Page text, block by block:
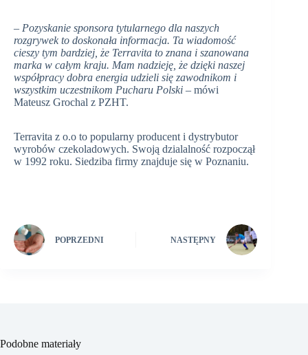
– Pozyskanie sponsora tytularnego dla naszych
rozgrywek to doskonała informacja. Ta wiadomość
cieszy tym bardziej, że Terravita to znana i szanowana
marka w całym kraju. Mam nadzieję, że dzięki naszej
współpracy dobra energia udzieli się zawodnikom i
wszystkim uczestnikom Pucharu Polski – mówi
Mateusz Grochal z PZHT.
Terravita z o.o to popularny producent i dystrybutor
wyrobów czekoladowych. Swoją dzialalność rozpoczął
w 1992 roku. Siedziba firmy znajduje się w Poznaniu.
POPRZEDNI NASTĘPNY
Podobne materiały